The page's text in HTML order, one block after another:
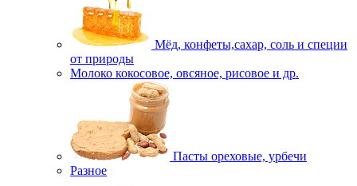
Мёд, конфеты,сахар, соль и специи
от природы
Молоко кокосовое, овсяное, рисовое и др.
Пасты ореховые, урбечи
Разное